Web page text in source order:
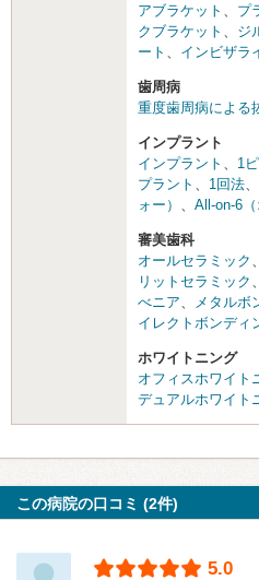
アブラケット
プ
クブラケット
ジ
ート
インビザラ
歯周病
重度歯周病による
インプラント
インプラント
1
プラント
1回法
ォー）
All-on-6（
審美歯科
オールセラミック
リットセラミック
べニア
メタルボ
イレクトボンディ
ホワイトニング
オフィスホワイト
デュアルホワイト
この病院の口コミ (2件)
5.0